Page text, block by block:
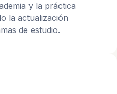
y la práctica
la actualización
de estudio.